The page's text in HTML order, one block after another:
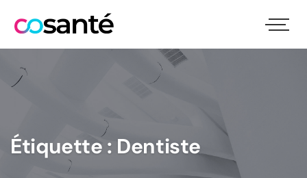
Étiquette : Dentiste